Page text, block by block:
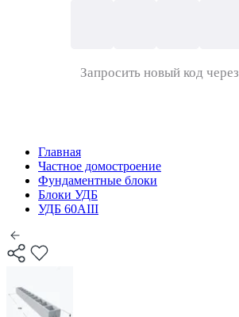
Запросить новый код через
Главная
Частное домостроение
Фундаментные блоки
Блоки УДБ
УДБ 60АIII